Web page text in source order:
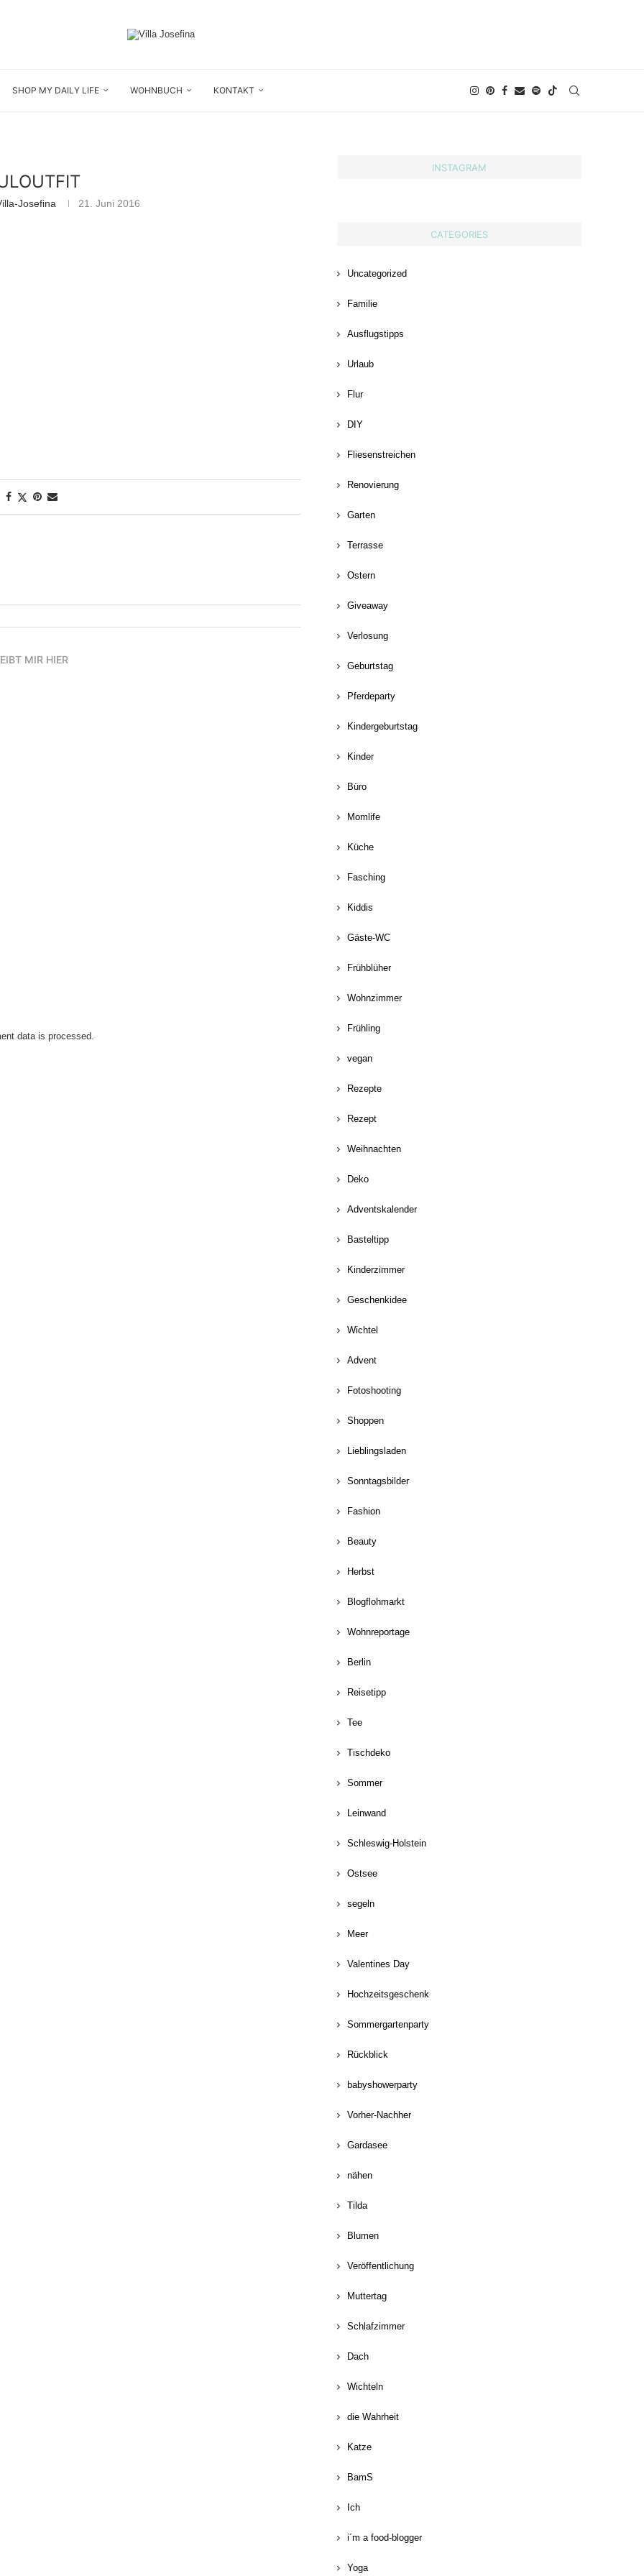
SHOP MY DAILY LIFE WOHNBUCH KONTAKT
Josefina 21. Juni 2016
MIR HIER
data is processed.
INSTAGRAM
CATEGORIES
Uncategorized
Familie
Ausflugstipps
Urlaub
Flur
DIY
Fliesenstreichen
Renovierung
Garten
Terrasse
Ostern
Giveaway
Verlosung
Geburtstag
Pferdeparty
Kindergeburtstag
Kinder
Büro
Momlife
Küche
Fasching
Kiddis
Gäste-WC
Frühblüher
Wohnzimmer
Frühling
vegan
Rezepte
Rezept
Weihnachten
Deko
Adventskalender
Basteltipp
Kinderzimmer
Geschenkidee
Wichtel
Advent
Fotoshooting
Shoppen
Lieblingsladen
Sonntagsbilder
Fashion
Beauty
Herbst
Blogflohmarkt
Wohnreportage
Berlin
Reisetipp
Tee
Tischdeko
Sommer
Leinwand
Schleswig-Holstein
Ostsee
segeln
Meer
Valentines Day
Hochzeitsgeschenk
Sommergartenparty
Rückblick
babyshowerparty
Vorher-Nachher
Gardasee
nähen
Tilda
Blumen
Veröffentlichung
Muttertag
Schlafzimmer
Dach
Wichteln
die Wahrheit
Katze
BamS
Ich
i´m a food-blogger
Yoga